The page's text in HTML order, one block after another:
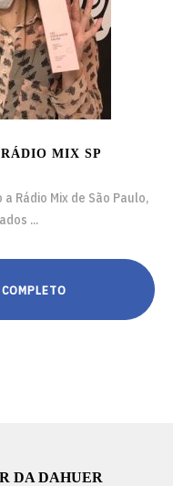
MIX SP
Rádio Mix de São Paulo,
...
DA DAHUER